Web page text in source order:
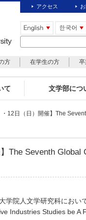
アクセス
方 在学生の方 卒
て 文学部につ
12日（日）開催】The
The Seventh
学院人文学研究科にお
Industries Studies be A